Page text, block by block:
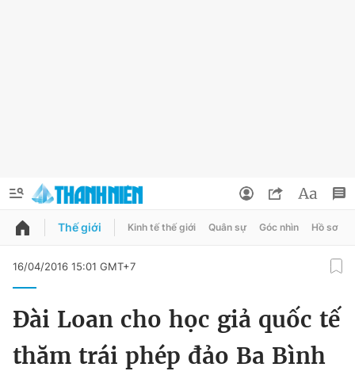
QUẢNG CÁO
Đổi mật khẩu
Tin đã lưu
Thế giới Kinh tế thế giới Quân sự Góc nhìn Hồ sơ
16/04/2016 15:01 GMT+7
Đài Loan cho học giả quốc tế
thăm trái phép đảo Ba Bình